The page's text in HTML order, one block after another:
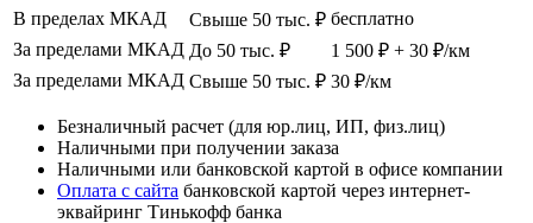
В пределах МКАД
Свыше 50 тыс. ₽ бесплатно
За пределами МКАД До 50 тыс. ₽
1 500 ₽ + 30 ₽/км
За пределами МКАД Свыше 50 тыс. ₽ 30 ₽/км
Безналичный расчет (для юр.лиц, ИП, физ.лиц)
Наличными при получении заказа
Наличными или банковской картой в офисе компании
Оплата с сайта банковской картой через интернет-
эквайринг Тинькофф банка